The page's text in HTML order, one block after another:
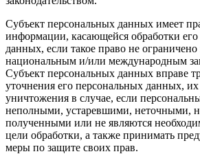
Субъект персональных данных имеет
информации, касающейся обработки
данных, если такое право не ограничено
национальным и/или международным
Субъект персональных данных вправе
уточнения его персональных данных,
уничтожения в случае, если
неполными, устаревшими, неточными,
полученными или не являются
цели обработки, а также принимать
меры по защите своих прав.